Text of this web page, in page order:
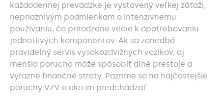
každodennej prevádzke je vystavený veľkej záťaži,
nepriaznivým podmienkam a intenzívnemu
používaniu, čo prirodzene vedie k opotrebovaniu
jednotlivých komponentov. Ak sa zanedbá
pravidelný servis vysokozdvižných vozíkov, aj
menšia porucha môže spôsobiť dlhé prestoje a
výrazné finančné straty. Pozrime sa na najčastejšie
poruchy VZV a ako im predchádzať.